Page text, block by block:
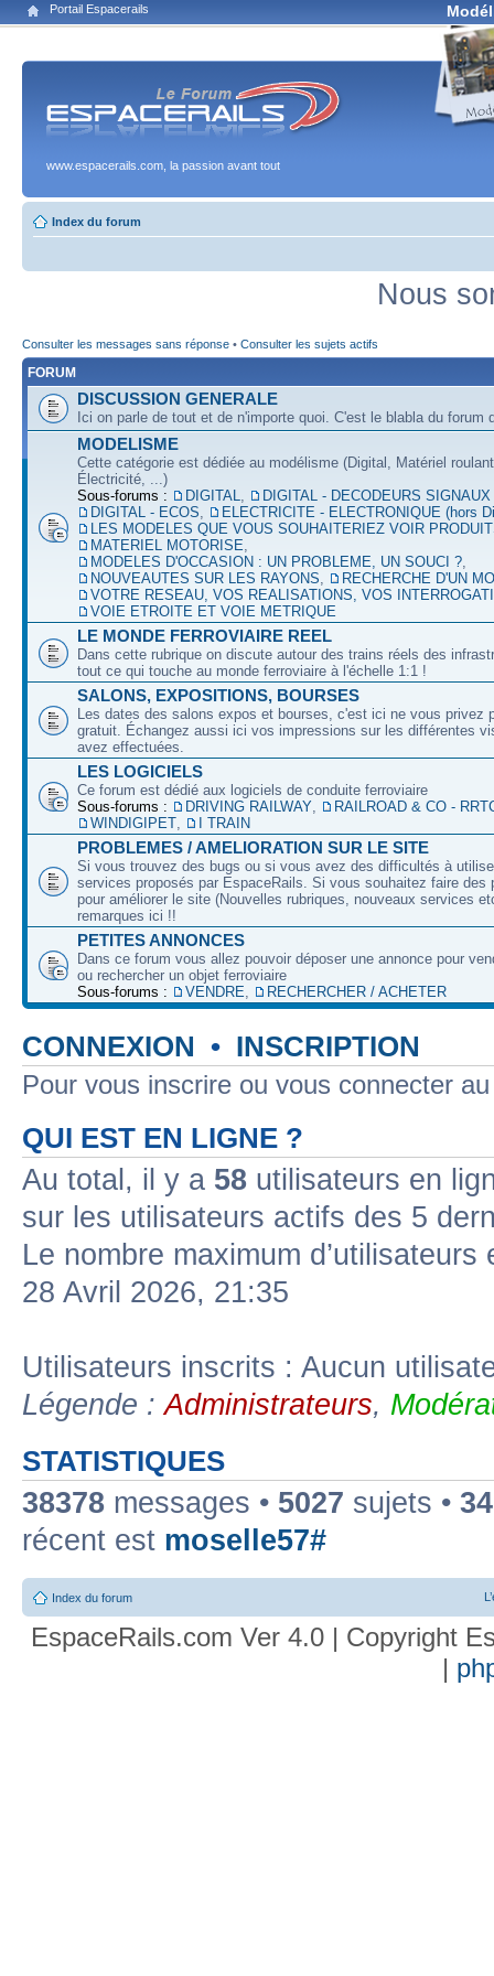
Portail Espacerails
www.espacerails.com, la passion avant tout
Index du forum
Nous
Consulter les messages sans réponse • Consulter les sujets actifs
FORUM
DISCUSSION GENERALE
Ici on parle de tout et de n'importe quoi. C'est le blabla du forum
MODELISME
Cette catégorie est dédiée au modélisme (Digital, Matériel
Électricité, ...)
Sous-forums :
DIGITAL,
DIGITAL - DECODEURS
DIGITAL - ECOS,
ELECTRICITE - ELECTRONIQUE (hors
LES MODELES QUE VOUS SOUHAITERIEZ VOIR
MATERIEL MOTORISE,
MODELES D'OCCASION : UN PROBLEME, UN SOUCI ?,
NOUVEAUTES SUR LES RAYONS,
RECHERCHE D'UN
VOTRE RESEAU, VOS REALISATIONS, VOS
VOIE ETROITE ET VOIE METRIQUE
LE MONDE FERROVIAIRE REEL
Dans cette rubrique on discute autour des trains réels des
tout ce qui touche au monde ferroviaire à l'échelle 1:1 !
SALONS, EXPOSITIONS, BOURSES
Les dates des salons expos et bourses, c'est ici ne vous privez
gratuit. Échangez aussi ici vos impressions sur les différentes
avez effectuées.
LES LOGICIELS
Ce forum est dédié aux logiciels de conduite ferroviaire
Sous-forums :
DRIVING RAILWAY,
RAILROAD & CO -
WINDIGIPET, I TRAIN
PROBLEMES / AMELIORATION SUR LE SITE
Si vous trouvez des bugs ou si vous avez des difficultés à
services proposés par EspaceRails. Si vous souhaitez faire des
pour améliorer le site (Nouvelles rubriques, nouveaux services
remarques ici !!
PETITES ANNONCES
Dans ce forum vous allez pouvoir déposer une annonce pour
ou rechercher un objet ferroviaire
Sous-forums :
VENDRE, RECHERCHER / ACHETER
CONNEXION • INSCRIPTION
Pour vous inscrire ou vous connecter
QUI EST EN LIGNE ?
Au total, il y a 58 utilisateurs en
sur les utilisateurs actifs des 5
Le nombre maximum
28 Avril 2026, 21:35
Utilisateurs inscrits : Aucun
Légende :Administrateurs,
STATISTIQUES
38378 messages • 5027 sujets •
récent est moselle57#
Index du forum
EspaceRails.com Ver 4.0 | Copyright
|